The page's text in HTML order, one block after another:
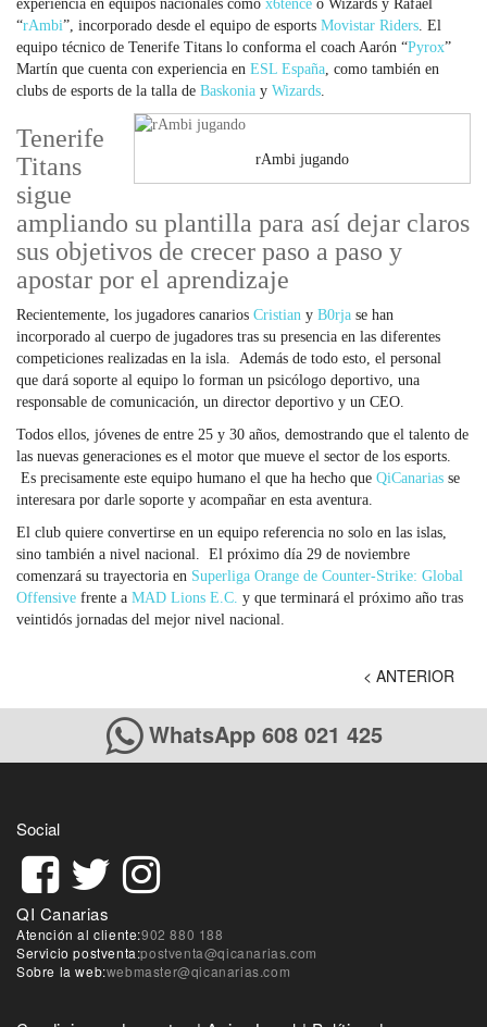
experiencia en equipos nacionales como x6tence o Wizards y Rafael
“rAmbi”, incorporado desde el equipo de esports Movistar Riders. El
equipo técnico de Tenerife Titans lo conforma el coach Aarón “Pyrox”
Martín que cuenta con experiencia en ESL España, como también en
clubs de esports de la talla de Baskonia y Wizards.
rAmbi jugando
Tenerife
Titans
sigue
ampliando su plantilla para así dejar claros
sus objetivos de crecer paso a paso y
apostar por el aprendizaje
Recientemente, los jugadores canarios Cristian y B0rja se han
incorporado al cuerpo de jugadores tras su presencia en las diferentes
competiciones realizadas en la isla. Además de todo esto, el personal
que dará soporte al equipo lo forman un psicólogo deportivo, una
responsable de comunicación, un director deportivo y un CEO.
Todos ellos, jóvenes de entre 25 y 30 años, demostrando que el talento de
las nuevas generaciones es el motor que mueve el sector de los esports.
Es precisamente este equipo humano el que ha hecho que QiCanarias se
interesara por darle soporte y acompañar en esta aventura.
El club quiere convertirse en un equipo referencia no solo en las islas,
sino también a nivel nacional. El próximo día 29 de noviembre
comenzará su trayectoria en Superliga Orange de Counter-Strike: Global
Offensive frente a MAD Lions E.C. y que terminará el próximo año tras
veintidós jornadas del mejor nivel nacional.
< ANTERIOR
WhatsApp 608 021 425
Social
QI Canarias
Atención al cliente:902 880 188
Servicio postventa:postventa@qicanarias.com
Sobre la web:webmaster@qicanarias.com